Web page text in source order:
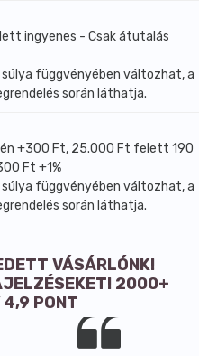
is, amely nemcsak
hasznosulását
jelentő élelmiszer.
jótékony hatással
megőrzésére és a
még értékesebbé teszi
felhasználhatósága
reggeli müzlinket
keverjük tejbe,
termékeken, a
ingyenes - Csak átutalás
súlya függvényében változhat, a
során láthatja.
+300 Ft, 25.000 Ft felett 190
Ft +1%
súlya függvényében változhat, a
során láthatja.
VÁSÁRLÓNK!
2000+
4,9 PONT